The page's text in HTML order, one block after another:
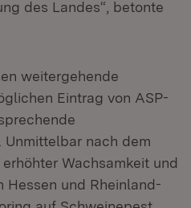
des Landes“, betonte
weitergehende
Eintrag von ASP-
Unmittelbar nach dem
Wachsamkeit und
Hessen und Rheinland-